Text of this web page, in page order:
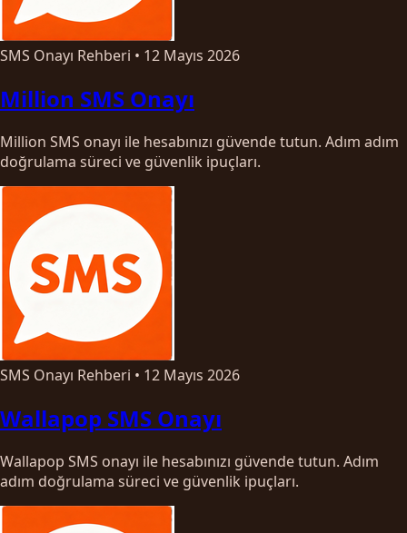
SMS Onayı Rehberi • 12 Mayıs 2026
Million SMS Onayı
Million SMS onayı ile hesabınızı güvende tutun. Adım adım
doğrulama süreci ve güvenlik ipuçları.
SMS Onayı Rehberi • 12 Mayıs 2026
Wallapop SMS Onayı
Wallapop SMS onayı ile hesabınızı güvende tutun. Adım
adım doğrulama süreci ve güvenlik ipuçları.